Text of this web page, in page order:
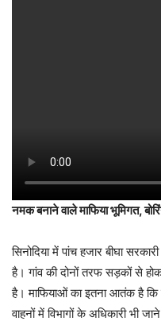
नमक बनाने वाले माफिया भूमिगत,
सिनोदिया में पांच हजार बीघा
है। गांव की दोनों तरफ सड़कों से
है। माफियाओं का इतना आतंक है
वाहनों में विभागों के अधिकारी भी